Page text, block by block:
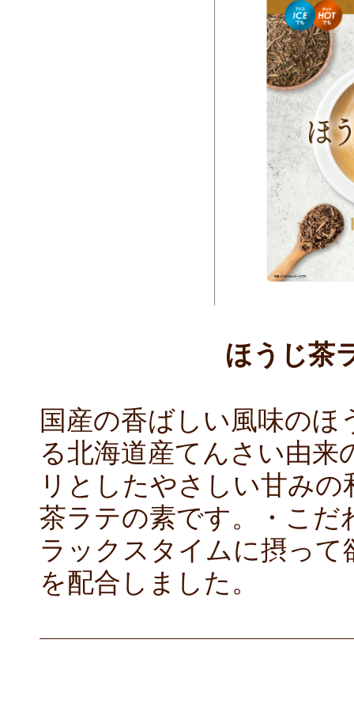
ほうじ茶
国産の香ばしい風味の
る北海道産てんさい由
リとしたやさしい甘み
茶ラテの素です。・こ
ラックスタイムに摂っ
を配合しました。